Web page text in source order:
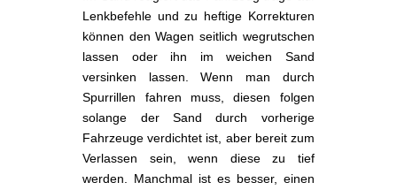
Lenkbefehle und zu heftige Korrekturen
können den Wagen seitlich wegrutschen
lassen oder ihn im weichen Sand
versinken lassen. Wenn man durch
Spurrillen fahren muss, diesen folgen
solange der Sand durch vorherige
Fahrzeuge verdichtet ist, aber bereit zum
Verlassen sein, wenn diese zu tief
werden. Manchmal ist es besser, einen